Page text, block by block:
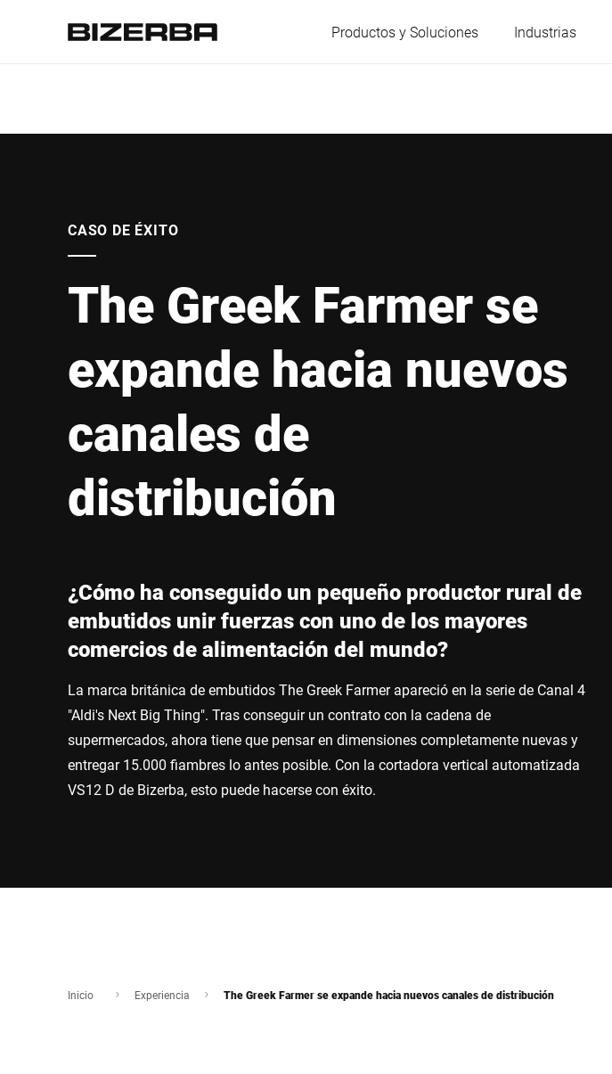
Productos y Soluciones Industrias
Polonia
Serbia
America
Asia
CASO DE ÉXITO
The Greek Farmer se
expande hacia nuevos
canales de
distribución
¿Cómo ha conseguido un pequeño productor rural de
embutidos unir fuerzas con uno de los mayores
comercios de alimentación del mundo?
La marca británica de embutidos The Greek Farmer apareció en la serie de Canal 4
"Aldi's Next Big Thing". Tras conseguir un contrato con la cadena de
supermercados, ahora tiene que pensar en dimensiones completamente nuevas y
entregar 15.000 fiambres lo antes posible. Con la cortadora vertical automatizada
VS12 D de Bizerba, esto puede hacerse con éxito.
Inicio Experiencia The Greek Farmer se expande hacia nuevos canales de distribución